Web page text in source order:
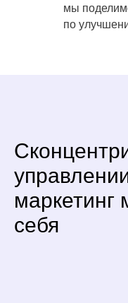
мы
по
себя